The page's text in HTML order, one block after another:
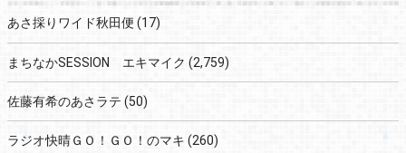
あさ採りワイド秋田便 (17)
まちなかSESSION エキマイク (2,759)
佐藤有希のあさラテ (50)
ラジオ快晴ＧＯ！ＧＯ！のマキ (260)